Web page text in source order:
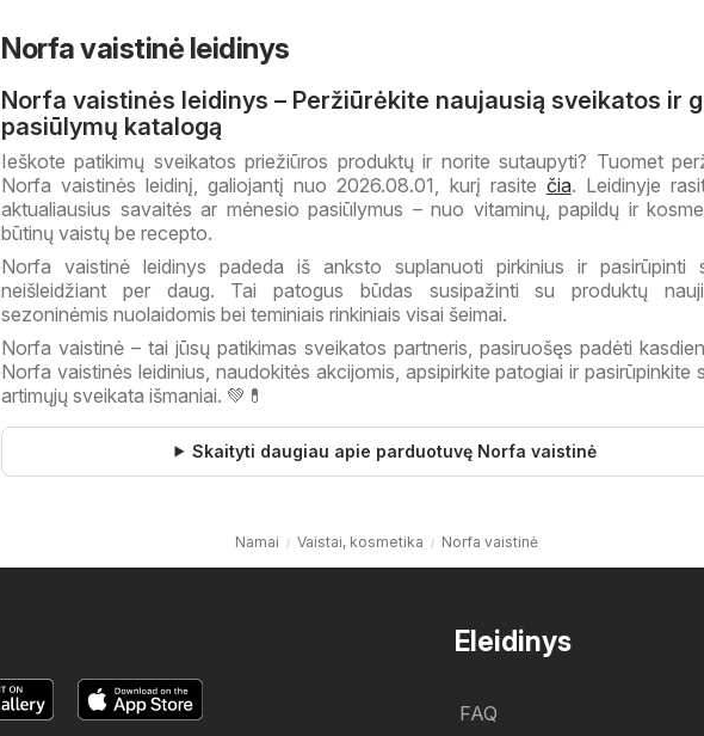
Norfa vaistinė leidinys
Norfa vaistinės leidinys – Peržiūrėkite naujausią sveikatos ir
pasiūlymų katalogą
Ieškote patikimų sveikatos priežiūros produktų ir norite sutaupyti? Tuomet
Norfa vaistinės leidinį, galiojantį nuo 2026.08.01, kurį rasite čia. Leidinyje
aktualiausius savaitės ar mėnesio pasiūlymus – nuo vitaminų, papildų ir
būtinų vaistų be recepto.
Norfa vaistinė leidinys padeda iš anksto suplanuoti pirkinius ir pasirūpinti
neišleidžiant per daug. Tai patogus būdas susipažinti su produktų
sezoninėmis nuolaidomis bei teminiais rinkiniais visai šeimai.
Norfa vaistinė – tai jūsų patikimas sveikatos partneris, pasiruošęs padėti
Norfa vaistinės leidinius, naudokitės akcijomis, apsipirkite patogiai ir pasirūpinkite
artimųjų sveikata išmaniai. 💚💊
Skaityti daugiau apie parduotuvę Norfa vaistinė
Namai Vaistai, kosmetika Norfa vaistinė
Eleidinys
FAQ